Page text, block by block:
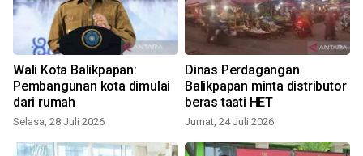
Wali Kota Balikpapan:
Pembangunan kota dimulai
dari rumah
Selasa, 28 Juli 2026
Dinas Perdagangan
Balikpapan minta distributor
beras taati HET
Jumat, 24 Juli 2026